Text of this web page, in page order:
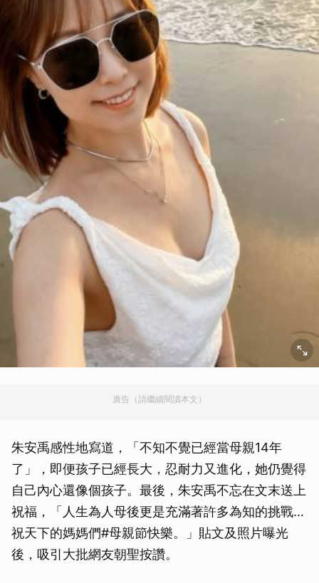
廣告（請繼續閱讀本文）
朱安禹感性地寫道，「不知不覺已經當母親14年
了」，即便孩子已經長大，忍耐力又進化，她仍覺得
自己內心還像個孩子。最後，朱安禹不忘在文末送上
祝福，「人生為人母後更是充滿著許多為知的挑戰…
祝天下的媽媽們#母親節快樂。」貼文及照片曝光
後，吸引大批網友朝聖按讚。